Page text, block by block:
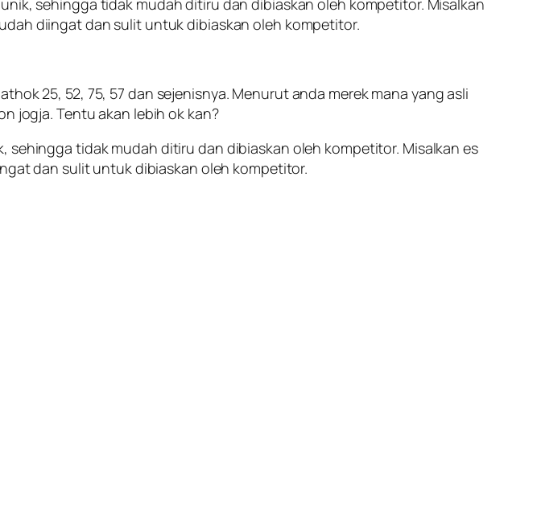
sehingga tidak mudah ditiru dan dibiaskan oleh kompetitor. Misalkan
diingat dan sulit untuk dibiaskan oleh kompetitor.
25, 52, 75, 57 dan sejenisnya. Menurut anda merek mana yang asli
jogja. Tentu akan lebih ok kan?
sehingga tidak mudah ditiru dan dibiaskan oleh kompetitor. Misalkan es
dan sulit untuk dibiaskan oleh kompetitor.